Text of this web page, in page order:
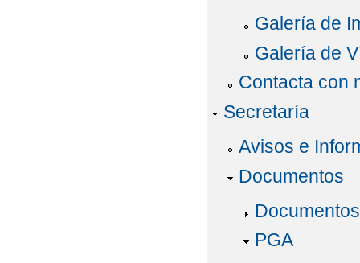
Galería de
Galería de
Contacta con
Secretaría
Avisos e
Documentos
Documentos
PGA